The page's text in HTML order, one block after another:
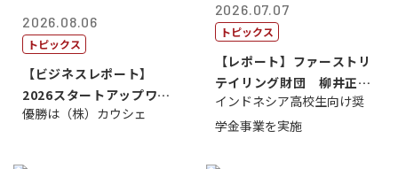
2026.08.06
トピックス
【ビジネスレポート】
2026スタートアップワー
ルドカップ東京
優勝は（株）カウシェ
2026.07.07
トピックス
【レポート】ファーストリ
テイリング財団 柳井正
理事長
インドネシア高校生向け奨
学金事業を実施